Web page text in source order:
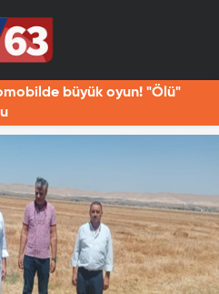
büyük oyun! "Ölü"
13:29